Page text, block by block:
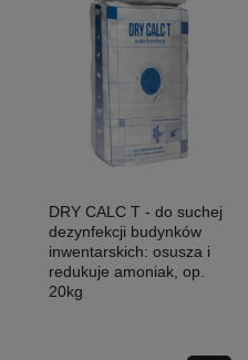
DRY CALC T - do suchej
dezynfekcji budynków
inwentarskich: osusza i
redukuje amoniak, op.
20kg